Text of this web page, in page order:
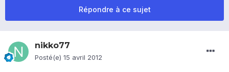
Répondre à ce sujet
nikko77
Posté(e) 15 avril 2012